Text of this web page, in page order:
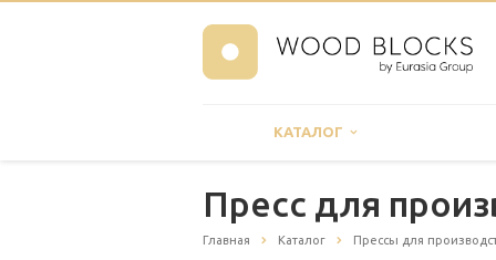
КАТАЛОГ
Пресс для
Главная Каталог Прессы для